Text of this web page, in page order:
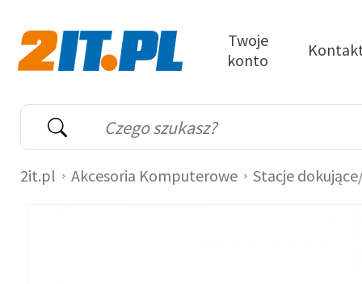
Wyszukiwarka
Słowo kluczowe
Twoje
konto
2it.pl Akcesoria Komputerowe Stacje